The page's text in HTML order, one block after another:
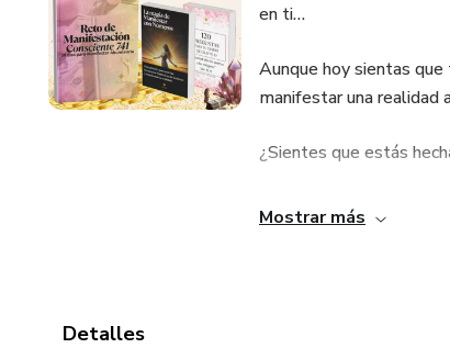
en ti…
Aunque hoy sientas
manifestar una realidad
¿Sientes que estás
Has intentado cambiar
Mostrar más
Detalles